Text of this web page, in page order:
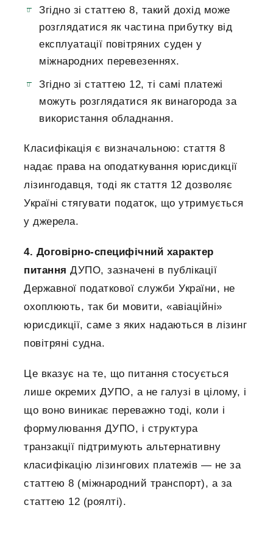
Згідно зі статтею 8, такий дохід може
розглядатися як частина прибутку від
експлуатації повітряних суден у
міжнародних перевезеннях.
Згідно зі статтею 12, ті самі платежі
можуть розглядатися як винагорода за
використання обладнання.
Класифікація є визначальною: стаття 8
надає права на оподаткування юрисдикції
лізингодавця, тоді як стаття 12 дозволяє
Україні стягувати податок, що утримується
у джерела.
4. Договірно-специфічний характер
питання ДУПО, зазначені в публікації
Державної податкової служби України, не
охоплюють, так би мовити, «авіаційні»
юрисдикції, саме з яких надаються в лізинг
повітряні судна.
Це вказує на те, що питання стосується
лише окремих ДУПО, а не галузі в цілому, і
що воно виникає переважно тоді, коли і
формулювання ДУПО, і структура
транзакції підтримують альтернативну
класифікацію лізингових платежів — не за
статтею 8 (міжнародний транспорт), а за
статтею 12 (роялті).